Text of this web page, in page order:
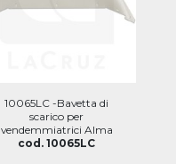
10065LC -Bavetta di
scarico per
vendemmiatrici Alma
cod. 10065LC